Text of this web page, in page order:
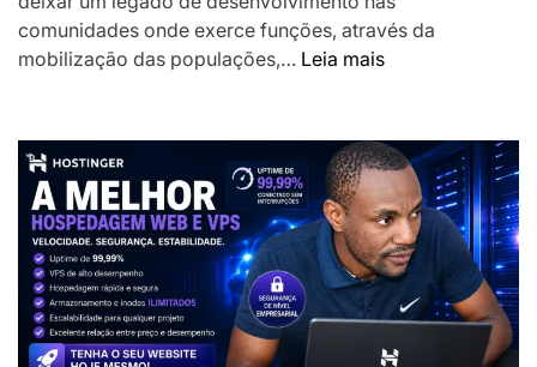
comunidades onde exerce funções, através da
mobilização das populações,… Leia mais:
desafia
Chefes
das
Localidades
a
liderarem
transformação
das